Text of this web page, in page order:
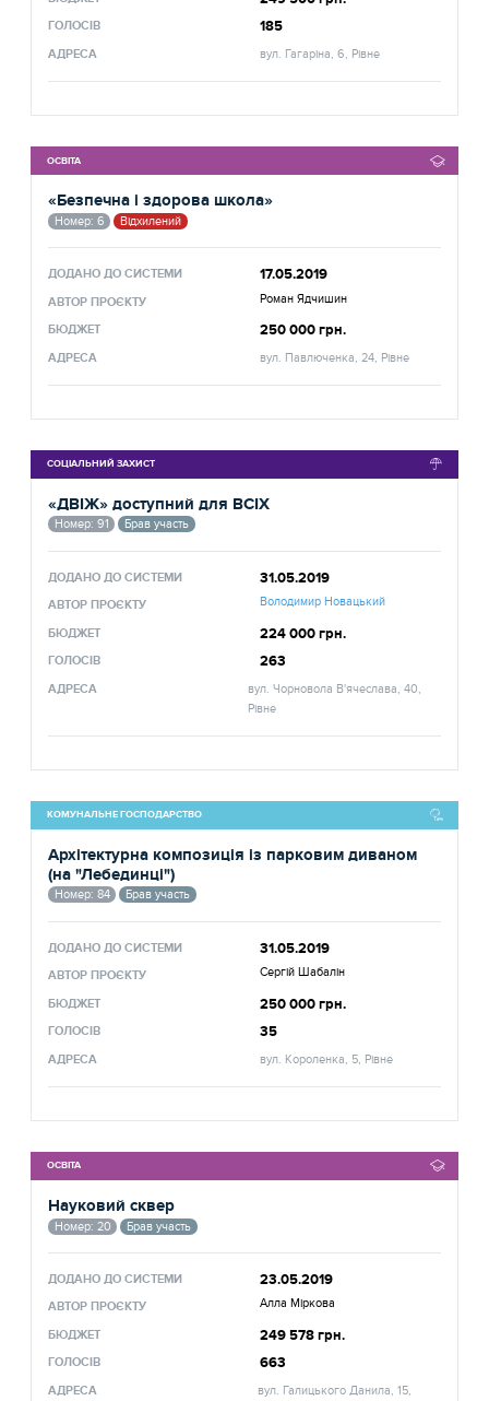
ГОЛОСІВ 185
АДРЕСА вул. Гагаріна, 6, Рівне
ОСВІТА
«Безпечна і здорова школа»
Номер: 6 Відхилений
ДОДАНО ДО СИСТЕМИ 17.05.2019
АВТОР ПРОЄКТУ Роман Ядчишин
БЮДЖЕТ 250 000 грн.
АДРЕСА вул. Павлюченка, 24, Рівне
СОЦІАЛЬНИЙ ЗАХИСТ
«ДВІЖ» доступний для ВСІХ
Номер: 91 Брав участь
ДОДАНО ДО СИСТЕМИ 31.05.2019
АВТОР ПРОЄКТУ Володимир Новацький
БЮДЖЕТ 224 000 грн.
ГОЛОСІВ 263
АДРЕСА
вул. Чорновола В'ячеслава, 40,
Рівне
КОМУНАЛЬНЕ ГОСПОДАРСТВО
Архітектурна композиція із парковим диваном
(на "Лебединці")
Номер: 84 Брав участь
ДОДАНО ДО СИСТЕМИ 31.05.2019
АВТОР ПРОЄКТУ Сергій Шабалін
БЮДЖЕТ 250 000 грн.
ГОЛОСІВ 35
АДРЕСА вул. Короленка, 5, Рівне
ОСВІТА
Науковий сквер
Номер: 20 Брав участь
ДОДАНО ДО СИСТЕМИ 23.05.2019
АВТОР ПРОЄКТУ Алла Міркова
БЮДЖЕТ 249 578 грн.
ГОЛОСІВ 663
АДРЕСА вул. Галицького Данила, 15,